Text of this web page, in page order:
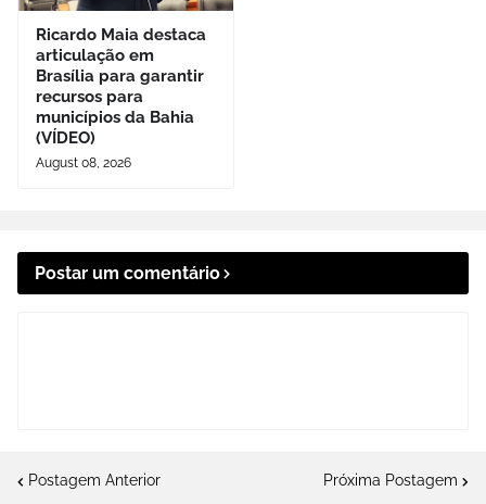
Ricardo Maia destaca
articulação em
Brasília para garantir
recursos para
municípios da Bahia
(VÍDEO)
August 08, 2026
Postar um comentário
Postagem Anterior Próxima Postagem